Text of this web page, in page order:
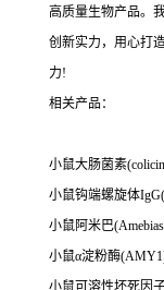
高质量生物产品。
创新实力，用心打
力!
相关产品：
小鼠大肠菌素
小鼠钩端螺旋体
小鼠阿米巴
小鼠α淀粉酶
小鼠可溶性坏死因